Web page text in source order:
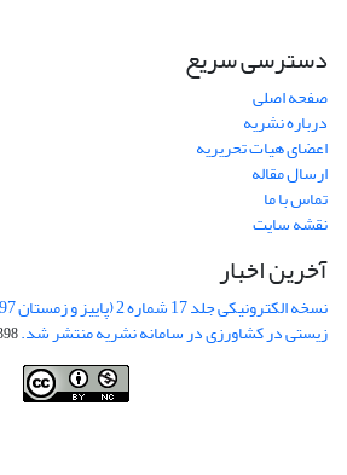
دسترسی سریع
صفحه اصلی
درباره نشریه
اعضای هیات تحریریه
ارسال مقاله
تماس با ما
نقشه سایت
آخرین اخبار
زیستی در کشاورزی در سامانه نشریه منتشر شد.01